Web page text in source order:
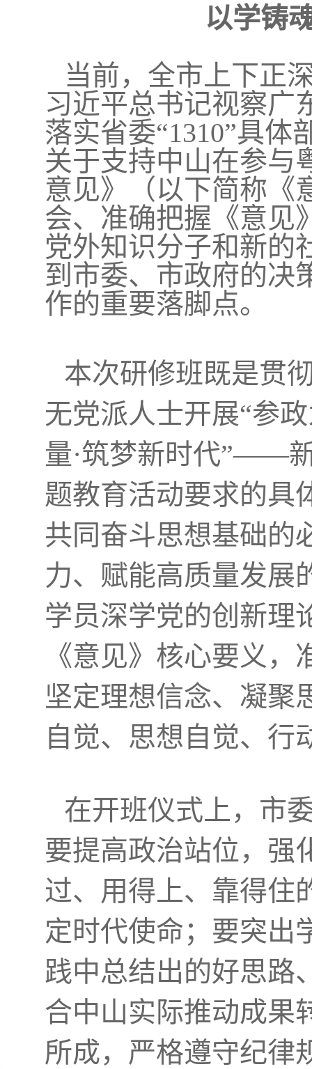
以学铸
当前，全市上下正
习近平总书记视察广
落实省委“1310”具
关于支持中山在参与
意见》（以下简称《
会、准确把握《意见
党外知识分子和新的
到市委、市政府的决
作的重要落脚点。
本次研修班既是贯
无党派人士开展“参
量·筑梦新时代”——
题教育活动要求的具
共同奋斗思想基础的
力、赋能高质量发展
学员深学党的创新理
《意见》核心要义
坚定理想信念、凝聚
自觉、思想自觉、行
在开班仪式上，市
要提高政治站位，强
过、用得上、靠得住
定时代使命；要突出
践中总结出的好思路
合中山实际推动成果
所成，严格遵守纪律